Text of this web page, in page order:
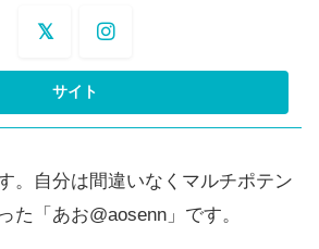
。自分は間違いなくマルチポテン
た「あお@aosenn」です。